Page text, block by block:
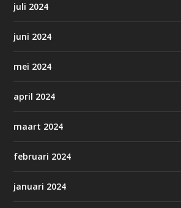
juli 2024
juni 2024
mei 2024
april 2024
maart 2024
februari 2024
januari 2024